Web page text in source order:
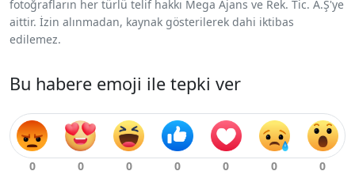
fotoğrafların her türlü telif hakkı Mega Ajans ve Rek. Tic. A.Ş'ye
aittir. İzin alınmadan, kaynak gösterilerek dahi iktibas
edilemez.
Bu habere emoji ile tepki ver